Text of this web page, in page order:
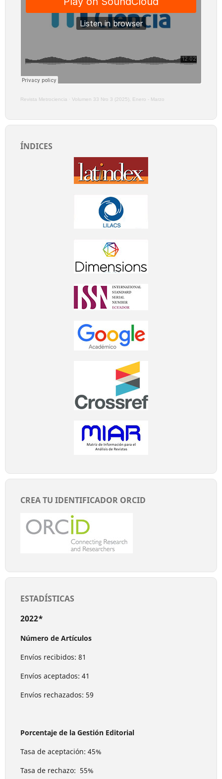
Revista Metrociencia · Volumen 33 Nro 3 (2025), Enero - Marzo
ÍNDICES
CREA TU IDENTIFICADOR ORCID
ESTADÍSTICAS
2022*
Número de Artículos
Envíos recibidos: 81
Envíos aceptados: 41
Envíos rechazados: 59
Porcentaje de la Gestión Editorial
Tasa de aceptación: 45%
Tasa de rechazo: 55%